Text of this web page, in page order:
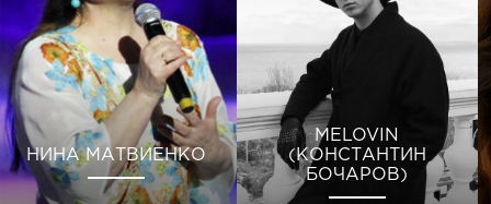
НИНА МАТВИЕНКО
MELOVIN
(КОНСТАНТИН
БОЧАРОВ)